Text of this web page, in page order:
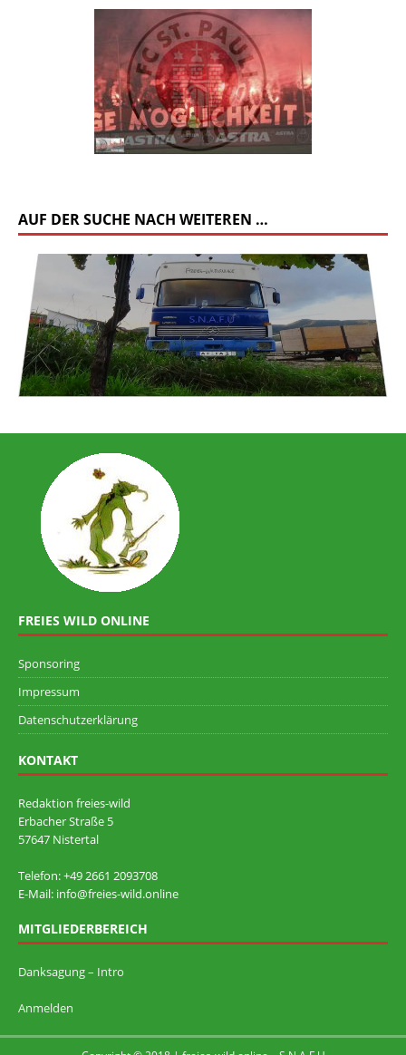
AUF DER SUCHE NACH WEITEREN …
FREIES WILD ONLINE
Sponsoring
Impressum
Datenschutzerklärung
KONTAKT
Redaktion freies-wild
Erbacher Straße 5
57647 Nistertal
Telefon: +49 ‭2661 2093708
E-Mail: info@freies-wild.online
MITGLIEDERBEREICH
Danksagung – Intro
Anmelden